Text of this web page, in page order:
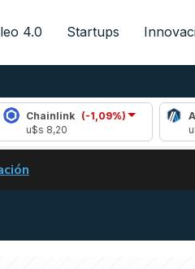
4.0 Startups
(-1,09%)
Arbitrum
EN ARGENTINA: IMPACTO EN